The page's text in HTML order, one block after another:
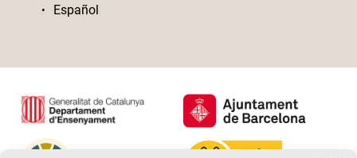
Español